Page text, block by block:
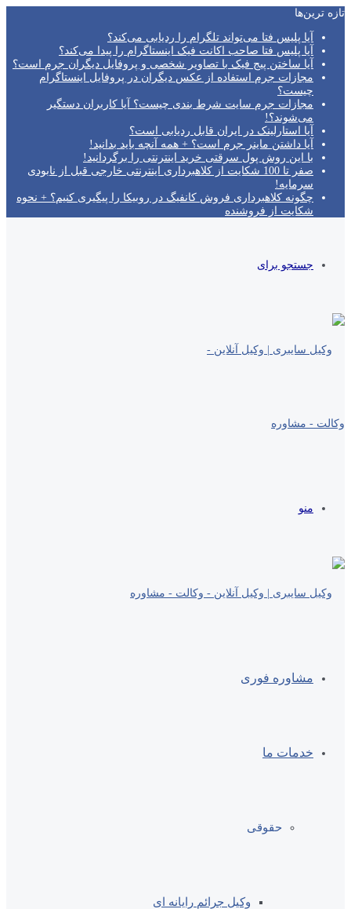
تازه‌ ترین‌ها
آیا پلیس فتا می‌تواند تلگرام را ردیابی می‌کند؟
آیا پلیس فتا صاحب اکانت فیک اینستاگرام را پیدا می‌کند؟
آیا ساختن پیج فیک با تصاویر شخصی و پروفایل دیگران جرم است؟
مجازات جرم استفاده از عکس دیگران در پروفایل اینستاگرام
چیست؟
مجازات جرم سایت شرط بندی چیست؟ آیا کاربران دستگیر
می‌شوند؟!
آیا استارلینک در ایران قابل ردیابی است؟
آیا داشتن ماینر جرم است؟ + همه آنچه باید بدانید!
با این روش پول سرقتی خرید اینترنتی را برگردانید!
صفر تا 100 شکایت از کلاهبرداری اینترنتی خارجی قبل از نابودی
سرمایه!
چگونه کلاهبرداری فروش کانفیگ در روبیکا را پیگیری کنیم؟ + نحوه
شکایت از فروشنده
جستجو برای
منو
مشاوره فوری
خدمات ما
حقوقی
وکیل جرائم رایانه ای